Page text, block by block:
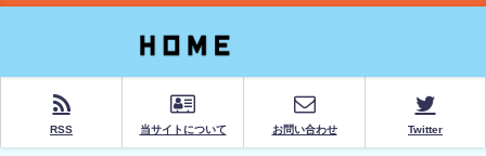
RSS 当サイトについて お問い合わせ Twitter